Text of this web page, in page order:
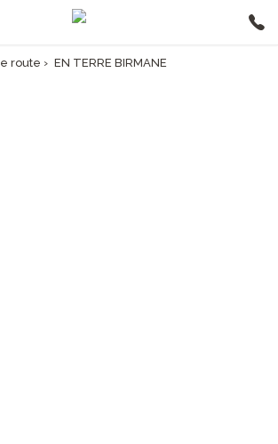
route › EN TERRE BIRMANE